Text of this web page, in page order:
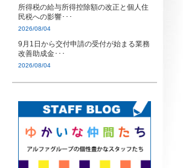
所得税の給与所得控除額の改正と個人住
民税への影響･･･
2026/08/04
9月1日から交付申請の受付が始まる業務
改善助成金･･･
2026/08/04